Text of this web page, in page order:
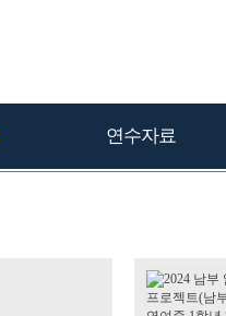
연수자료